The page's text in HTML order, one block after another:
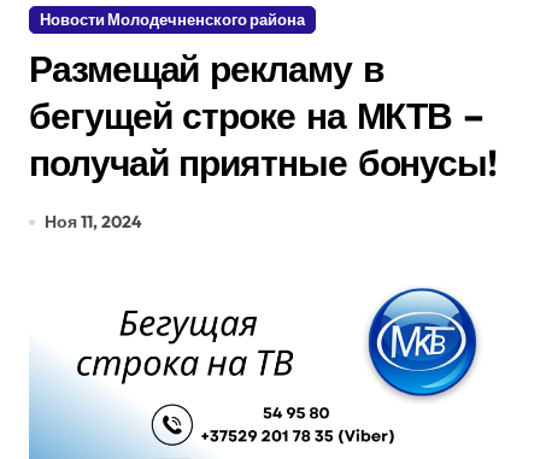
Новости Молодечненского района
Размещай рекламу в
бегущей строке на МКТВ –
получай приятные бонусы!
Ноя 11, 2024